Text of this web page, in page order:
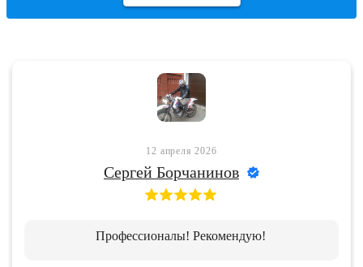
12 апреля 2026
Сергей Борчанинов
Профессионалы! Рекомендую!